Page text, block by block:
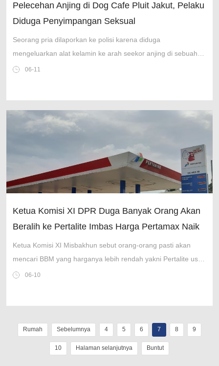
Pelecehan Anjing di Dog Cafe Pluit Jakut, Pelaku
Diduga Penyimpangan Seksual
Seorang pria dilaporkan ke polisi karena diduga
mengeluarkan alat kelamin ke arah seekor anjing di sebuah
dog cafe di Pluit, Jakarta Utara.
06-11
Ketua Komisi XI DPR Duga Banyak Orang Akan
Beralih ke Pertalite Imbas Harga Pertamax Naik
Ketua Komisi XI Misbakhun sebut orang-orang pasti akan
mencari BBM yang harganya lebih rendah yakni Pertalite usai
harga Pertamax naik jadi Rp 16.250.
06-10
Rumah Sebelumnya 4 5 6 7 8 9
10 Halaman selanjutnya Buntut